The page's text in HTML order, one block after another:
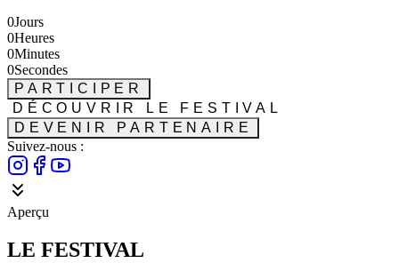
0Jours
0Heures
0Minutes
0Secondes
PARTICIPER
DÉCOUVRIR LE FESTIVAL
DEVENIR PARTENAIRE
Suivez-nous :
Aperçu
LE FESTIVAL